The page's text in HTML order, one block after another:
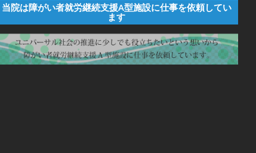
当院は障がい者就労継続支援A型施設に仕事を依頼してい
ます